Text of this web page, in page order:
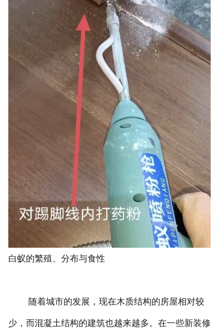
白蚁的繁殖、分布与食性
随着城市的发展，现在木质结构的房屋相对较
少，而混凝土结构的建筑也越来越多。在一些新装修